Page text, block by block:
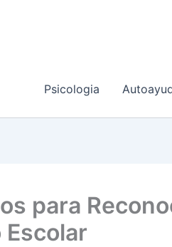
Psicologia
para
Escolar